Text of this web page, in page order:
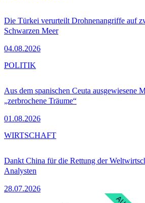
Die Türkei verurteilt Drohnenangriffe auf
Schwarzen Meer
04.08.2026
Aus dem spanischen Ceuta ausgewiesene
„zerbrochene Träume“
01.08.2026
POLITIK
Dankt China für die Rettung der
Analysten
28.07.2026
WIRTSCHAFT